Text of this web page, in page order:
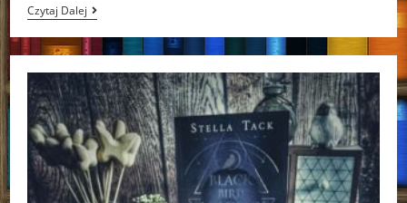
Czytaj DalejKażdym
Skrawkiem
Duszy
Rebecca